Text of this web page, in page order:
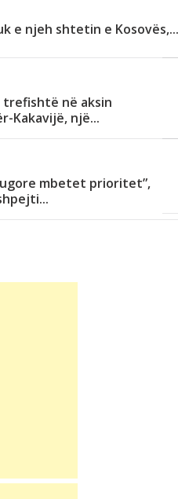
e njeh shtetin e Kosovës,...
në aksin
Kakavijë, një...
mbetet prioritet”,